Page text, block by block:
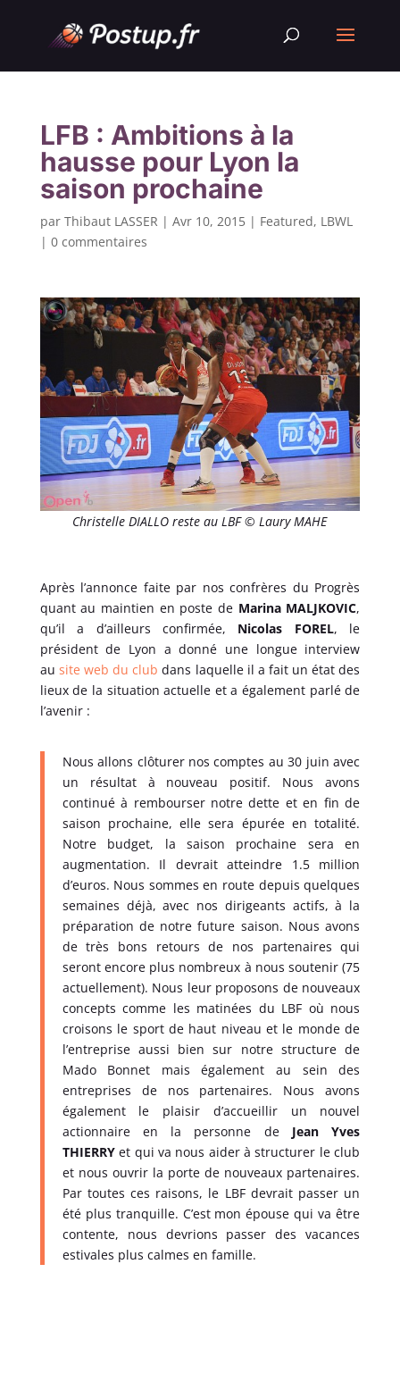
LFB : Ambitions à la
hausse pour Lyon la
saison prochaine
par Thibaut LASSER | Avr 10, 2015| Featured, LBWL
| 0 commentaires
Christelle DIALLO reste au LBF © Laury MAHE
Après l’annonce faite par nos confrères du Progrès
quant au maintien en poste de Marina MALJKOVIC,
qu’il a d’ailleurs confirmée, Nicolas FOREL, le
président de Lyon a donné une longue interview
au site web du club dans laquelle il a fait un état des
lieux de la situation actuelle et a également parlé de
l’avenir :
Nous allons clôturer nos comptes au 30 juin avec
un résultat à nouveau positif. Nous avons
continué à rembourser notre dette et en fin de
saison prochaine, elle sera épurée en totalité.
Notre budget, la saison prochaine sera en
augmentation. Il devrait atteindre 1.5 million
d’euros. Nous sommes en route depuis quelques
semaines déjà, avec nos dirigeants actifs, à la
préparation de notre future saison. Nous avons
de très bons retours de nos partenaires qui
seront encore plus nombreux à nous soutenir (75
actuellement). Nous leur proposons de nouveaux
concepts comme les matinées du LBF où nous
croisons le sport de haut niveau et le monde de
l’entreprise aussi bien sur notre structure de
Mado Bonnet mais également au sein des
entreprises de nos partenaires. Nous avons
également le plaisir d’accueillir un nouvel
actionnaire en la personne de Jean Yves
THIERRYet qui va nous aider à structurer le club
et nous ouvrir la porte de nouveaux partenaires.
Par toutes ces raisons, le LBF devrait passer un
été plus tranquille. C’est mon épouse qui va être
contente, nous devrions passer des vacances
estivales plus calmes en famille.